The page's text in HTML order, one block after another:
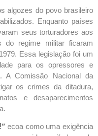
algozes do povo brasileiro
Enquanto países
seus torturadores aos
do regime militar ficaram
Essa legislação foi um
para os opressores e
A Comissão Nacional da
os crimes da ditadura,
e desaparecimentos
ecoa como uma exigência